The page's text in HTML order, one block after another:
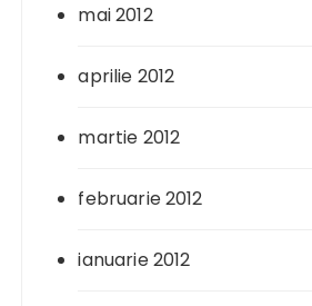
mai 2012
aprilie 2012
martie 2012
februarie 2012
ianuarie 2012